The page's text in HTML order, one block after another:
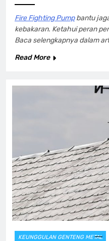
Fire Fighting Pumpbantu
kebakaran. Ketahui peran
Baca selengkapnya dalam
Read More
KEUNGGULAN GENTENG METAL